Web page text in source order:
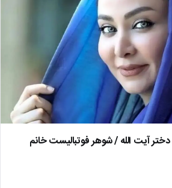
آیت الله / شوهر فوتبالیست خانم